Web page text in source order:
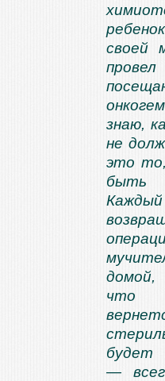
своей
знаю,
не
это
быть
домой,
что
будет
—